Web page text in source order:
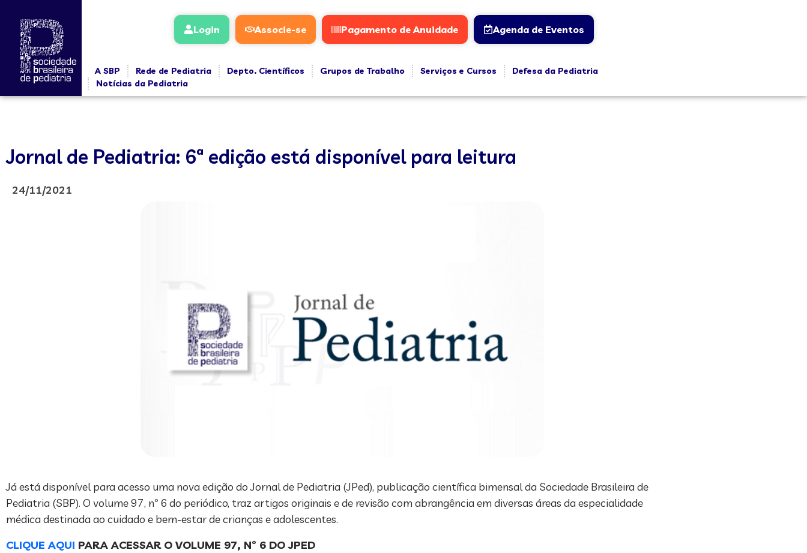
Login Associe-se Pagamento de Anuidade Agenda de Eventos
A SBP Rede de Pediatria Depto. Científicos Grupos de Trabalho Serviços e Cursos
Defesa da Pediatria
Notícias da Pediatria
Jornal de Pediatria: 6ª edição está disponível para leitura
24/11/2021
Já está disponível para acesso uma nova edição do Jornal de Pediatria (JPed), publicação científica bimensal da Sociedade Brasileira de
Pediatria (SBP). O volume 97, nº 6 do periódico, traz artigos originais e de revisão com abrangência em diversas áreas da especialidade
médica destinada ao cuidado e bem-estar de crianças e adolescentes.
CLIQUE AQUI PARA ACESSAR O VOLUME 97, Nº 6 DO JPED